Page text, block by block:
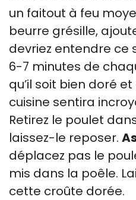
un faitout à feu
beurre grésille,
devriez entendre ce
6-7 minutes de
qu’il soit bien doré
cuisine sentira
Retirez le poulet
laissez-le reposer.
déplacez pas le
mis dans la poêle.
cette croûte dorée.